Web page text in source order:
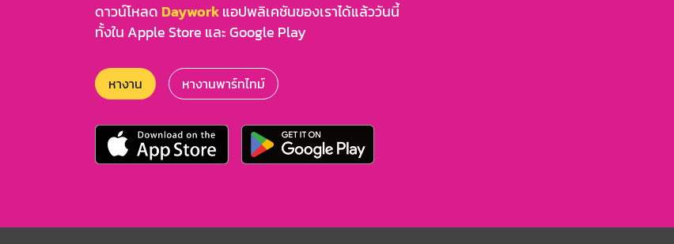
ดาวน์โหลด Dayworkแอปพลิเคชันของเราได้แล้ววันนี้
ทั้งใน Apple Store และ Google Play
หางาน หางานพาร์ทไทม์